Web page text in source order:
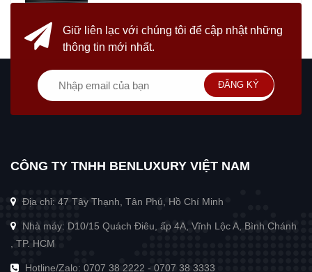
Giữ liên lạc với chúng tôi để cập nhật những
thông tin mới nhất.
ĐĂNG KÝ
CÔNG TY TNHH BENLUXURY VIỆT NAM
Địa chỉ: 47 Tây Thạnh, Tân Phú, Hồ Chí Minh
Nhà máy: D10/15 Quách Điêu, ấp 4A, Vĩnh Lộc A, Bình Chánh
, TP. HCM
Hotline/Zalo: 0707 38 2222 - 0707 38 3333